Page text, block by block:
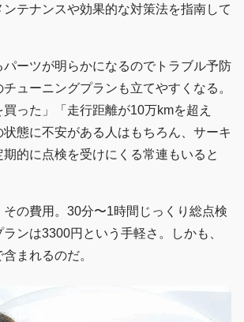
テナンスや効果的な対策法を指南して
ーツが明らかになるのでトラブル予防
ューニングプランも立てやすくなる。
買った」「走行距離が10万kmを超え
態に不安がある人はもちろん、サーキ
的に点検を受けにくる常連もいると
の費用。30分〜1時間じっくり総点検
ンは3300円という手軽さ。しかも、
まれるのだ。